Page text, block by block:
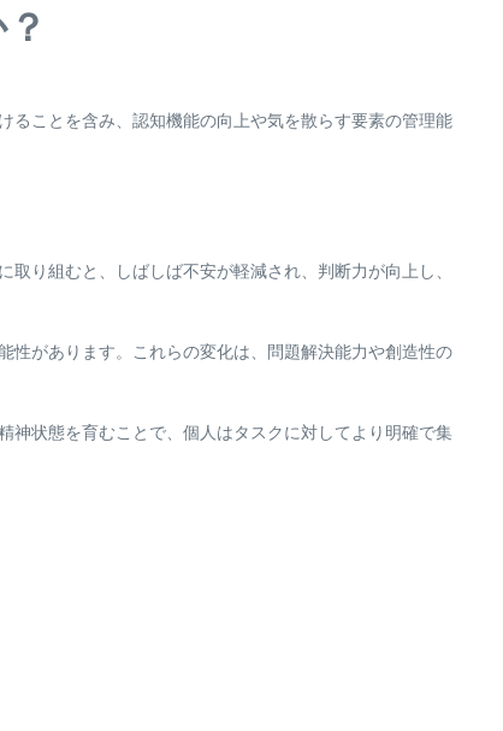
ることを含み、認知機能の向上や気を散らす要素の管理能
り組むと、しばしば不安が軽減され、判断力が向上し、
性があります。これらの変化は、問題解決能力や創造性の
神状態を育むことで、個人はタスクに対してより明確で集